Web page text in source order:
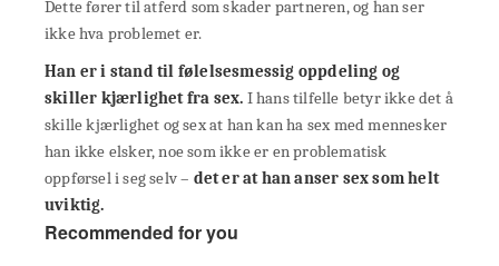
Dette fører til atferd som skader partneren, og han ser
ikke hva problemet er.
Han er i stand til følelsesmessig oppdeling og
skiller kjærlighet fra sex. I hans tilfelle betyr ikke det å
skille kjærlighet og sex at han kan ha sex med mennesker
han ikke elsker, noe som ikke er en problematisk
oppførsel i seg selv – det er at han anser sex som helt
uviktig.
Recommended for you